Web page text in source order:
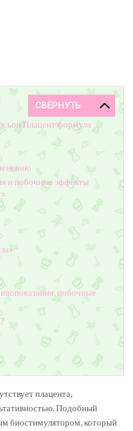
Плацент формула
и побочные эффекты
побочные
плацента,
Подобный
биостимулятором, который